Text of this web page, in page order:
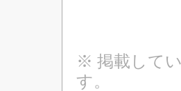
※ 掲載して
す。